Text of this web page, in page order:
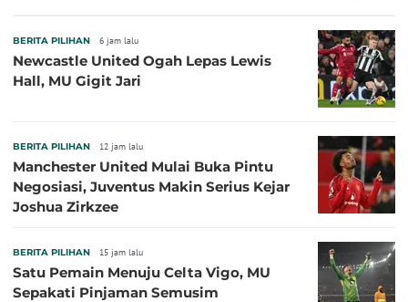
BERITA PILIHAN 6 jam lalu
Newcastle United Ogah Lepas Lewis
Hall, MU Gigit Jari
BERITA PILIHAN 12 jam lalu
Manchester United Mulai Buka Pintu
Negosiasi, Juventus Makin Serius Kejar
Joshua Zirkzee
BERITA PILIHAN 15 jam lalu
Satu Pemain Menuju Celta Vigo, MU
Sepakati Pinjaman Semusim